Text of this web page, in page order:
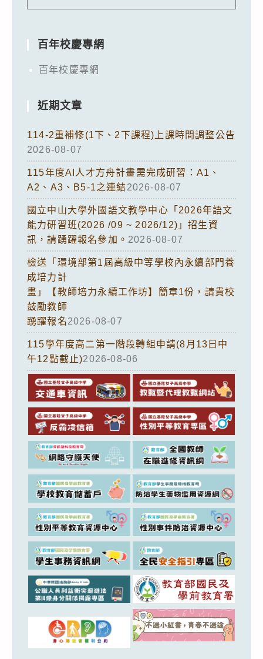
百年校慶專網
百年校慶專網
近期文章
114-2重補修(1下、2下課程)上課時間調整公告
2026-08-07
115年度AI人才方舟計畫需完成研習：A1、
A2、A3、B5-1之連結2026-08-07
國立中山大學外國語文教學中心「2026年語文
能力研習班(2026 /09 ~ 2026/12)」招生資
訊，請踴躍報名參加。 2026-08-07
檢送「環境部第1屆高級中等學校內永續部門養
成培力計
畫」【教師培力永續工作坊】簡章1份，請貴校
鼓勵教師
踴躍報名2026-08-07
115學年度高二第一階段轉組申請(8月13日中
午12點截止)2026-08-06